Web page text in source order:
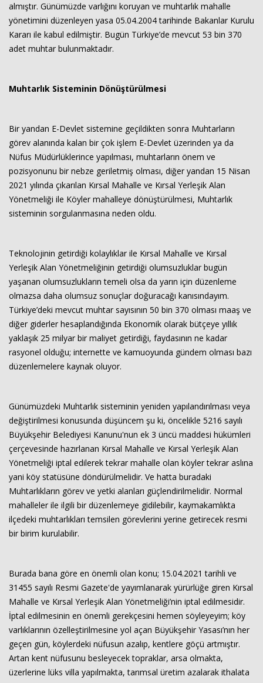
almıştır. Günümüzde varlığını koruyan ve muhtarlık mahalle
yönetimini düzenleyen yasa 05.04.2004 tarihinde Bakanlar Kurulu
Kararı ile kabul edilmiştir. Bugün Türkiye’de mevcut 53 bin 370
adet muhtar bulunmaktadır.
Muhtarlık Sisteminin Dönüştürülmesi
Bir yandan E-Devlet sistemine geçildikten sonra Muhtarların
görev alanında kalan bir çok işlem E-Devlet üzerinden ya da
Nüfus Müdürlüklerince yapılması, muhtarların önem ve
pozisyonunu bir nebze geriletmiş olması, diğer yandan 15 Nisan
2021 yılında çıkarılan Kırsal Mahalle ve Kırsal Yerleşik Alan
Yönetmeliği ile Köyler mahalleye dönüştürülmesi, Muhtarlık
sisteminin sorgulanmasına neden oldu.
Teknolojinin getirdiği kolaylıklar ile Kırsal Mahalle ve Kırsal
Yerleşik Alan Yönetmeliğinin getirdiği olumsuzluklar bugün
yaşanan olumsuzlukların temeli olsa da yarın için düzenleme
olmazsa daha olumsuz sonuçlar doğuracağı kanısındayım.
Türkiye’deki mevcut muhtar sayısının 50 bin 370 olması maaş ve
diğer giderler hesaplandığında Ekonomik olarak bütçeye yıllık
yaklaşık 25 milyar bir maliyet getirdiği, faydasının ne kadar
rasyonel olduğu; internette ve kamuoyunda gündem olması bazı
düzenlemelere kaynak oluyor.
Günümüzdeki Muhtarlık sisteminin yeniden yapılandırılması veya
değiştirilmesi konusunda düşüncem şu ki, öncelikle 5216 sayılı
Büyükşehir Belediyesi Kanunu'nun ek 3 üncü maddesi hükümleri
çerçevesinde hazırlanan Kırsal Mahalle ve Kırsal Yerleşik Alan
Yönetmeliği iptal edilerek tekrar mahalle olan köyler tekrar aslına
yani köy statüsüne döndürülmelidir. Ve hatta buradaki
Muhtarlıkların görev ve yetki alanları güçlendirilmelidir. Normal
mahalleler ile ilgili bir düzenlemeye gidilebilir, kaymakamlıkta
ilçedeki muhtarlıkları temsilen görevlerini yerine getirecek resmi
bir birim kurulabilir.
Burada bana göre en önemli olan konu; 15.04.2021 tarihli ve
31455 sayılı Resmi Gazete'de yayımlanarak yürürlüğe giren Kırsal
Mahalle ve Kırsal Yerleşik Alan Yönetmeliği’nin iptal edilmesidir.
İptal edilmesinin en önemli gerekçesini hemen söyleyeyim; köy
varlıklarının özelleştirilmesine yol açan Büyükşehir Yasası’nın her
geçen gün, köylerdeki nüfusun azalıp, kentlere göçü artmıştır.
Artan kent nüfusunu besleyecek topraklar, arsa olmakta,
üzerlerine lüks villa yapılmakta, tarımsal üretim azalarak ithalata